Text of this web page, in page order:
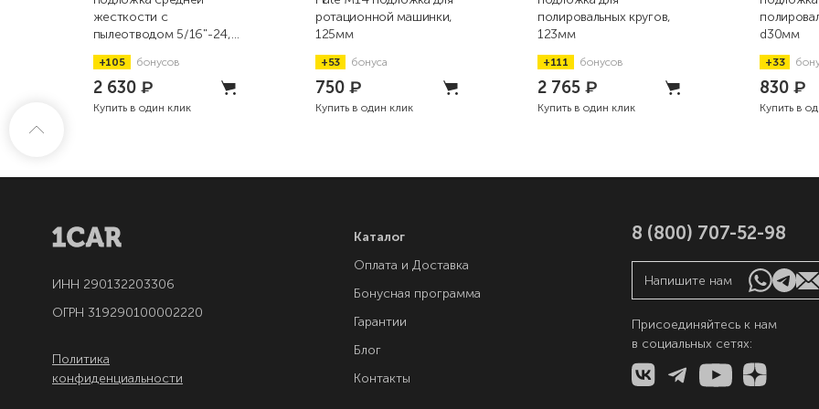
жесткости с
пылеотводом 5/16"-24,
150мм
+105 бонусов
2 630 ₽
Купить в один клик
ротационной машинки,
125мм
+53 бонуса
750 ₽
Купить в один клик
полировальных кругов,
123мм
+111 бонусов
2 765 ₽
Купить в один клик
d30мм
+33
830₽
Купить в
ИНН 290132203306
ОГРН 319290100002220
Политика
конфиденциальности
Каталог
Оплата и Доставка
Бонусная программа
Гарантии
Блог
Контакты
8 (800) 707-52-98
Напишите нам
Присоединяйтесь к нам
в социальных сетях: